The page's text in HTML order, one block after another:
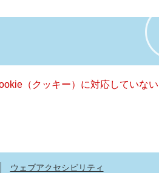
（クッキー）に対応していな
ウェブアクセシビリティ